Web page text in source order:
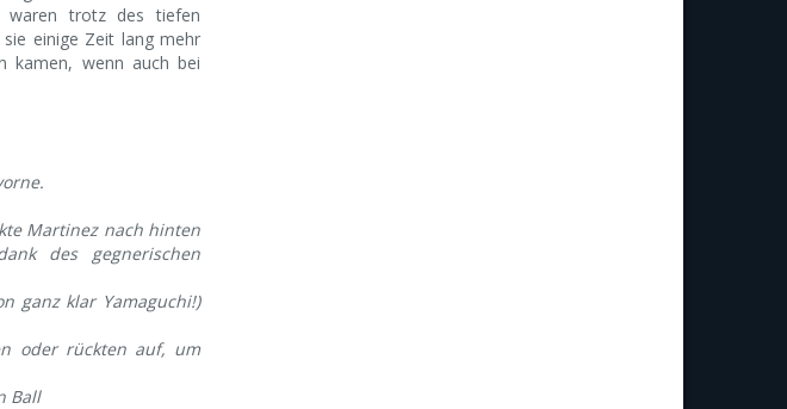
waren trotz des tiefen
sie einige Zeit lang mehr
kamen, wenn auch bei
Martinez nach hinten
des gegnerischen
ganz klar Yamaguchi!)
oder rückten auf, um
Ball